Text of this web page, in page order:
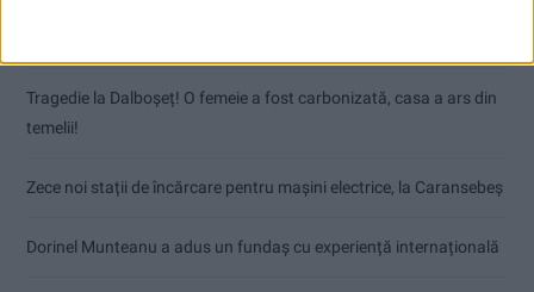
Tragedie la Dalboşeț! O femeie a fost carbonizată, casa a ars din
temelii!
Zece noi stații de încărcare pentru mașini electrice, la Caransebeș
Dorinel Munteanu a adus un fundaș cu experiență internațională